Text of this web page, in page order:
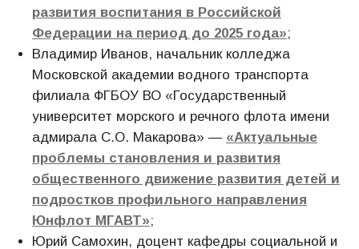
развития воспитания в Российской
Федерации на период до 2025 года»;
Владимир Иванов, начальник колледжа
Московской академии водного транспорта
филиала ФГБОУ ВО «Государственный
университет морского и речного флота имени
адмирала С.О. Макарова» — «Актуальные
проблемы становления и развития
общественного движение развития детей и
подростков профильного направления
Юнфлот МГАВТ»;
Юрий Самохин, доцент кафедры социальной и